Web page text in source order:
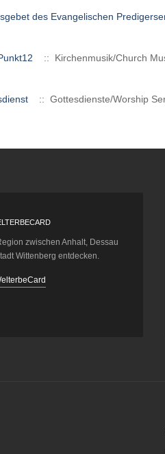
des Evangelischen
:: Kirchenmusik/Church
:: Gottesdienste/Worship
zwischen Anhalt, Dessau
Wittenberg entdecken.